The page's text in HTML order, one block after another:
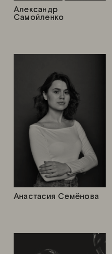
Анастасия Семёнова
Александр
Самойленко